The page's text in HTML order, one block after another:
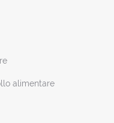
alimentare